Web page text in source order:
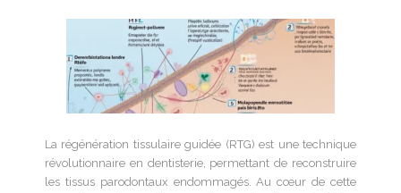
La régénération tissulaire guidée (RTG) est une technique
révolutionnaire en dentisterie, permettant de reconstruire
les tissus parodontaux endommagés. Au cœur de cette